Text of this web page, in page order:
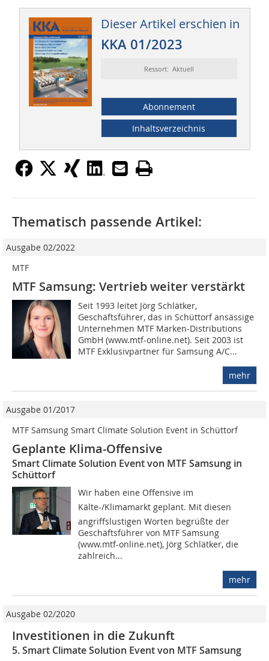
Dieser Artikel erschien in
KKA 01/2023
Ressort: Aktuell
Abonnement
Inhaltsverzeichnis
Thematisch passende Artikel:
Ausgabe 02/2022
MTF
MTF Samsung: Vertrieb weiter verstärkt
Seit 1993 leitet Jörg Schlätker,
Geschäftsführer, das in Schüttorf ansässige
Unternehmen MTF Marken-Distributions
GmbH (www.mtf-online.net). Seit 2003 ist
MTF Exklusivpartner für Samsung A/C...
mehr
Ausgabe 01/2017
MTF Samsung Smart Climate Solution Event in Schüttorf
Geplante Klima-Offensive
Smart Climate Solution Event von MTF Samsung in
Schüttorf
Wir haben eine Offensive im
Kälte-/Klimamarkt geplant. Mit diesen
angriffslustigen Worten begrüßte der
Geschäftsführer von MTF Samsung
(www.mtf-online.net), Jörg Schlätker, die
zahlreich...
mehr
Ausgabe 02/2020
Investitionen in die Zukunft
5. Smart Climate Solution Event von MTF Samsung